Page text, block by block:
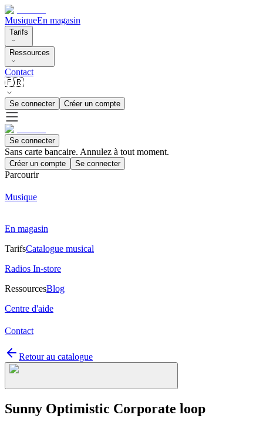
MusiqueEn magasin
Tarifs
Ressources
Contact
🇫🇷
Se connecter Créer un compte
Se connecter
Sans carte bancaire. Annulez à tout moment.
Créer un compte Se connecter
Parcourir
Musique
En magasin
TarifsCatalogue musical
Radios In-store
RessourcesBlog
Centre d'aide
Contact
Retour au catalogue
Sunny Optimistic Corporate loop